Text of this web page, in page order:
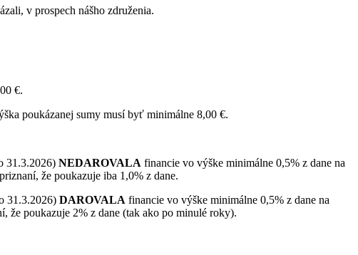
v prospech nášho združenia.
€.
poukázanej sumy musí byť minimálne 8,00 €.
31.3.2026) NEDAROVALA financie vo výške minimálne 0,5% z dane na
že poukazuje iba 1,0% z dane.
31.3.2026) DAROVALA financie vo výške minimálne 0,5% z dane na
že poukazuje 2% z dane (tak ako po minulé roky).